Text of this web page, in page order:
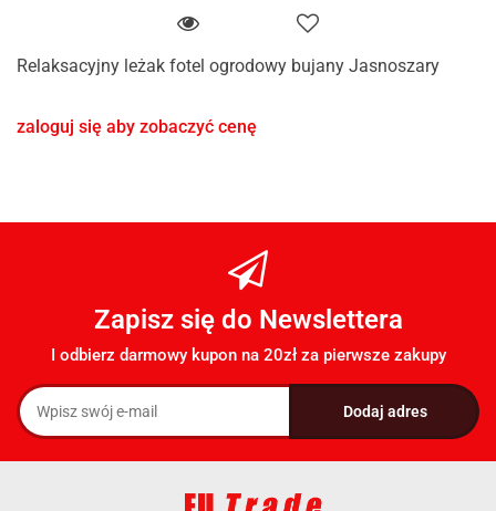
Relaksacyjny leżak fotel ogrodowy bujany Jasnoszary
zaloguj się aby zobaczyć cenę
Zapisz się do Newslettera
I odbierz darmowy kupon na 20zł za pierwsze zakupy